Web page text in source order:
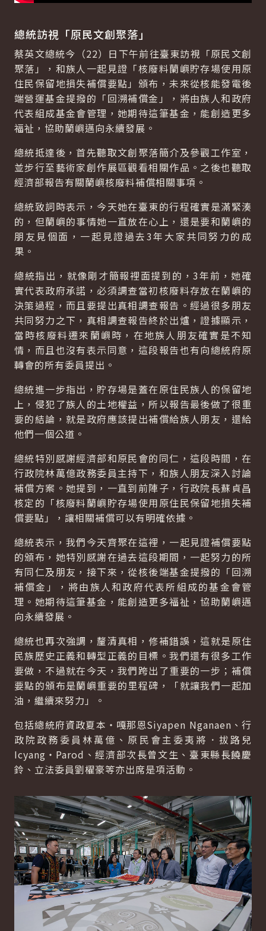
總統訪視「原民文創聚落」
蔡英文總統今（22）日下午前往臺東訪視「原民文創
聚落」，和族人一起見證「核廢料蘭嶼貯存場使用原
住民保留地損失補償要點」頒布，未來從核能發電後
端營運基金提撥的「回溯補償金」，將由族人和政府
代表組成基金會管理，她期待這筆基金，能創造更多
福祉，協助蘭嶼邁向永續發展。
總統抵達後，首先聽取文創聚落簡介及參觀工作室，
並步行至藝術家創作展區觀看相關作品。之後也聽取
經濟部報告有關蘭嶼核廢料補償相關事項。
總統致詞時表示，今天她在臺東的行程確實是滿緊湊
的，但蘭嶼的事情她一直放在心上，還是要和蘭嶼的
朋友見個面，一起見證過去3年大家共同努力的成
果。
總統指出，就像剛才簡報裡面提到的，3年前，她確
實代表政府承諾，必須調查當初核廢料存放在蘭嶼的
決策過程，而且要提出真相調查報告。經過很多朋友
共同努力之下，真相調查報告終於出爐，證據顯示，
當時核廢料遷來蘭嶼時，在地族人朋友確實是不知
情，而且也沒有表示同意，這段報告也有向總統府原
轉會的所有委員提出。
總統進一步指出，貯存場是蓋在原住民族人的保留地
上，侵犯了族人的土地權益，所以報告最後做了很重
要的結論，就是政府應該提出補償給族人朋友，還給
他們一個公道。
總統特別感謝經濟部和原民會的同仁，這段時間，在
行政院林萬億政務委員主持下，和族人朋友深入討論
補償方案。她提到，一直到前陣子，行政院長蘇貞昌
核定的「核廢料蘭嶼貯存場使用原住民保留地損失補
償要點」，讓相關補償可以有明確依據。
總統表示，我們今天齊聚在這裡，一起見證補償要點
的頒布，她特別感謝在過去這段期間，一起努力的所
有同仁及朋友，接下來，從核後端基金提撥的「回溯
補償金」，將由族人和政府代表所組成的基金會管
理。她期待這筆基金，能創造更多福祉，協助蘭嶼邁
向永續發展。
總統也再次強調，釐清真相，修補錯誤，這就是原住
民族歷史正義和轉型正義的目標。我們還有很多工作
要做，不過就在今天，我們跨出了重要的一步；補償
要點的頒布是蘭嶼重要的里程碑，「就讓我們一起加
油，繼續來努力」。
包括總統府資政夏本‧嘎那恩Siyapen Nganaen、行
政院政務委員林萬億、原民會主委夷將．拔路兒
Icyang‧Parod、經濟部次長曾文生、臺東縣長饒慶
鈴、立法委員劉櫂豪等亦出席是項活動。